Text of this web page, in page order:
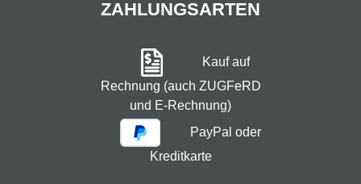
ZAHLUNGSARTEN
Kauf auf
Rechnung (auch ZUGFeRD
und E-Rechnung)
PayPal oder
Kreditkarte